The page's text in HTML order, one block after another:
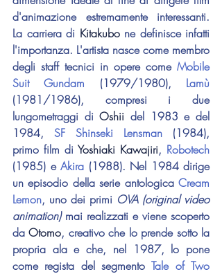
d'animazione estremamente interessanti.
La carriera di Kitakubo ne definisce infatti
l'importanza. L'artista nasce come membro
degli staff tecnici in opere come Mobile
Suit Gundam (1979/1980), Lamù
(1981/1986), compresi i due
lungometraggi di Oshii del 1983 e del
1984, SF Shinseki Lensman (1984),
primo film di Yoshiaki Kawajiri, Robotech
(1985) e Akira (1988). Nel 1984 dirige
un episodio della serie antologica Cream
Lemon, uno dei primi OVA (original video
animation) mai realizzati e viene scoperto
da Otomo, creativo che lo prende sotto la
propria ala e che, nel 1987, lo pone
come regista del segmento Tale of Two